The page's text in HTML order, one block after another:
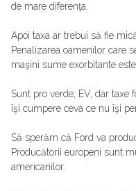
de mare diferenţa.
Apoi taxa ar trebui să fie
Penalizarea oamenilor care
maşini sume exorbitante
Sunt pro verde, EV, dar taxe
îşi cumpere ceva ce nu îşi
Să sperăm că Ford va
Producătorii europeni sunt
americanilor.